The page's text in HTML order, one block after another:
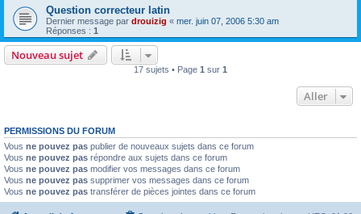
Question correcteur latin
Dernier message par drouizig « mer. juin 07, 2006 5:30 am
Réponses : 1
Nouveau sujet
17 sujets • Page 1 sur 1
Aller
PERMISSIONS DU FORUM
Vous ne pouvez pas publier de nouveaux sujets dans ce forum
Vous ne pouvez pas répondre aux sujets dans ce forum
Vous ne pouvez pas modifier vos messages dans ce forum
Vous ne pouvez pas supprimer vos messages dans ce forum
Vous ne pouvez pas transférer de pièces jointes dans ce forum